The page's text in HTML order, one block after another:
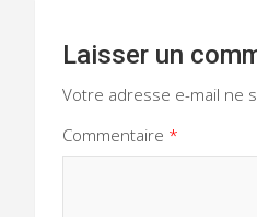
Laisser un
Votre adresse e-mail ne
Commentaire *